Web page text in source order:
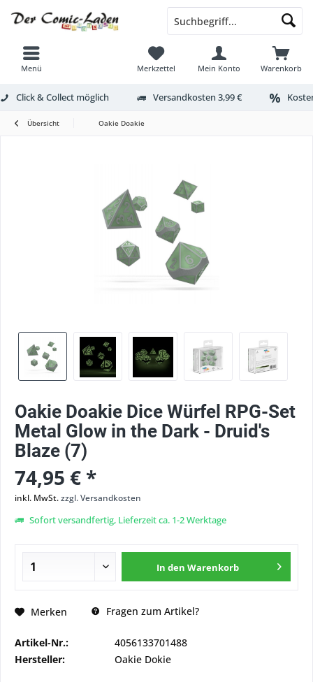
Menü Warenkorb
Merkzettel Mein Konto
Click & Collect möglich Versandkosten 3,99 €
Übersicht Oakie Doakie
Oakie Doakie Dice Würfel RPG-Set
Metal Glow in the Dark - Druid's
Blaze (7)
74,95 € *
inkl. MwSt.zzgl. Versandkosten
Sofort versandfertig, Lieferzeit ca. 1-2 Werktage
In den Warenkorb
Merken Fragen zum Artikel?
Artikel-Nr.:
4056133701488
Hersteller:
Oakie Dokie